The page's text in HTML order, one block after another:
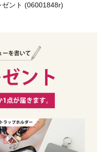
ント (06001848r)